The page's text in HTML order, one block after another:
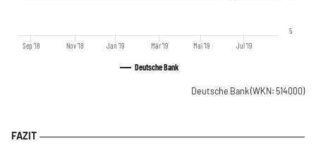
Deutsche Bank
Sep '18 Nov '18 Jan '19 Mär '19 Mai '19 Jul '19
5
Deutsche Bank(WKN: 514000)